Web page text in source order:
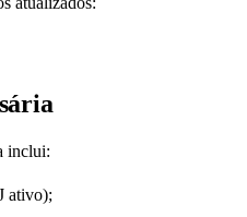
inclui:
ativo);